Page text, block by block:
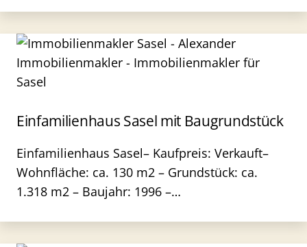
Einfamilienhaus Sasel mit Baugrundstück
Einfamilienhaus Sasel– Kaufpreis: Verkauft–
Wohnfläche: ca. 130 m2 – Grundstück: ca.
1.318 m2 – Baujahr: 1996 –…